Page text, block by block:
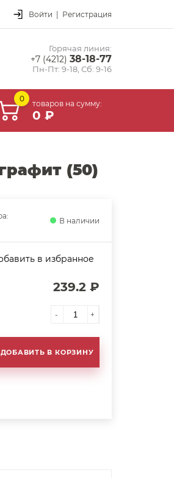
Войти | Регистрация
Горячая линия:
+7 (4212) 38-18-77
Пн-Пт: 9-18, Сб: 9-16
0
товаров на сумму:
0 ₽
(50)
В наличии
в избранное
239.2 ₽
- +
ДОБАВИТЬ В КОРЗИНУ